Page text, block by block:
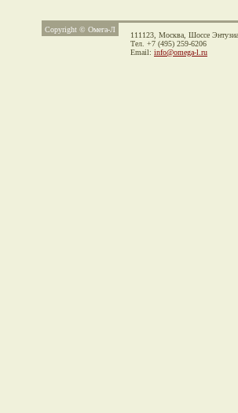
Copyright © Омега-Л
111123, Москва, Шоссе
Тел. +7 (495) 259-6206
Email: info@omega-l.ru